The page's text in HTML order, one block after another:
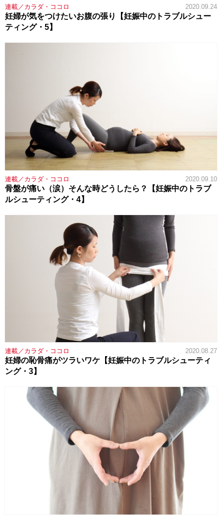
連載／カラダ・ココロ 2020.09.24
妊婦が気をつけたいお腹の張り【妊娠中のトラブルシュー
ティング・5】
連載／カラダ・ココロ 2020.09.10
骨盤が痛い（涙）そんな時どうしたら？【妊娠中のトラブ
ルシューティング・4】
連載／カラダ・ココロ 2020.08.27
妊婦の恥骨痛がツラいワケ【妊娠中のトラブルシューティ
ング・3】